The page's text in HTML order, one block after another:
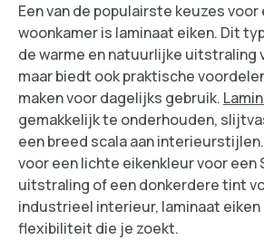
Een van de populairste keuzes
woonkamer is laminaat eiken. Dit
de warme en natuurlijke uitstraling
maar biedt ook praktische
maken voor dagelijks gebruik.
gemakkelijk te onderhouden,
een breed scala aan
voor een lichte eikenkleur voor een
uitstraling of een donkerdere tint
industrieel interieur, laminaat
flexibiliteit die je zoekt.